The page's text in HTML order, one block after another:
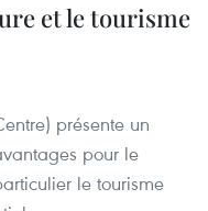
et le tourisme
présente un
pour le
le tourisme